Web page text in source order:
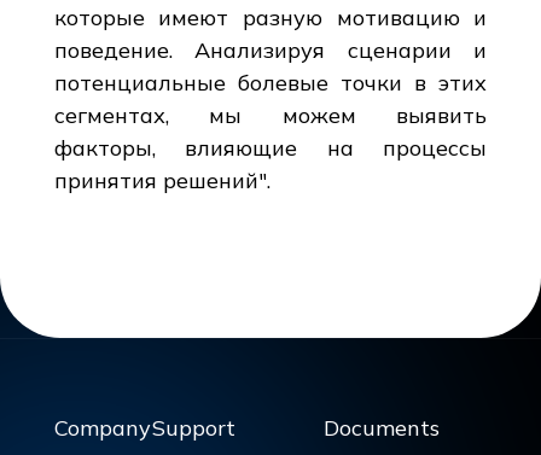
которые имеют разную мотивацию и
поведение. Анализируя сценарии и
потенциальные болевые точки в этих
сегментах, мы можем выявить
факторы, влияющие на процессы
принятия решений".
CompanySupport Documents